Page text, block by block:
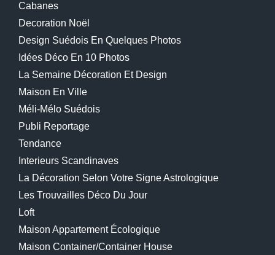
Cabanes
Decoration Noël
Design Suédois En Quelques Photos
Idées Déco En 10 Photos
La Semaine Décoration Et Design
Maison En Ville
Méli-Mélo Suédois
Publi Reportage
Tendance
Interieurs Scandinaves
La Décoration Selon Votre Signe Astrologique
Les Trouvailles Déco Du Jour
Loft
Maison Appartement Écologique
Maison Container/container House